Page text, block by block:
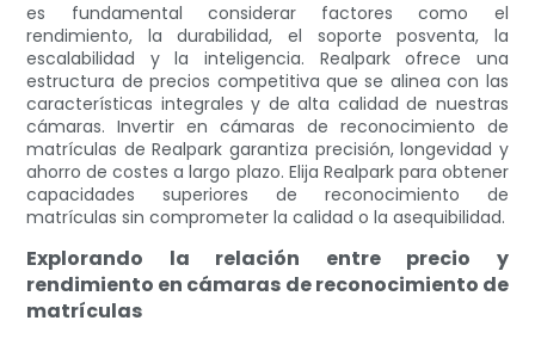
es fundamental considerar factores como el
rendimiento, la durabilidad, el soporte posventa, la
escalabilidad y la inteligencia. Realpark ofrece una
estructura de precios competitiva que se alinea con las
características integrales y de alta calidad de nuestras
cámaras. Invertir en cámaras de reconocimiento de
matrículas de Realpark garantiza precisión, longevidad y
ahorro de costes a largo plazo. Elija Realpark para obtener
capacidades superiores de reconocimiento de
matrículas sin comprometer la calidad o la asequibilidad.
Explorando la relación entre precio y
rendimiento en cámaras de reconocimiento de
matrículas